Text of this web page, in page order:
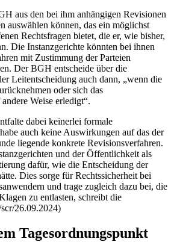
aus den bei ihm anhängigen Revisionen
auswählen können, das ein möglichst
Rechtsfragen bietet, die er, wie bisher,
Die Instanzgerichte könnten bei ihnen
mit Zustimmung der Parteien
Der BGH entscheide über die
Leitentscheidung auch dann, „wenn die
oder sich das
Weise erledigt“.
dabei keinerlei formale
auch keine Auswirkungen auf das der
liegende konkrete Revisionsverfahren.
und der Öffentlichkeit als
dafür, wie die Entscheidung der
Dies sorge für Rechtssicherheit bei
und trage zugleich dazu bei, die
zu entlasten, schreibt die
26.09.2024)
Tagesordnungspunkt